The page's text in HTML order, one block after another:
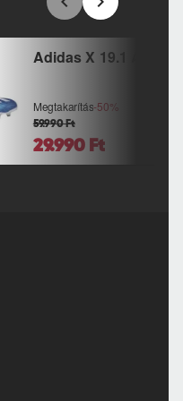
Adidas X 19.1 AG
Megtakarítás-50%
29.990 Ft
59.990 Ft